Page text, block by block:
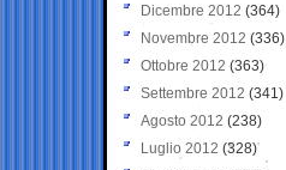
Dicembre 2012 (364)
Novembre 2012 (336)
Ottobre 2012 (363)
Settembre 2012 (341)
Agosto 2012 (238)
Luglio 2012 (328)